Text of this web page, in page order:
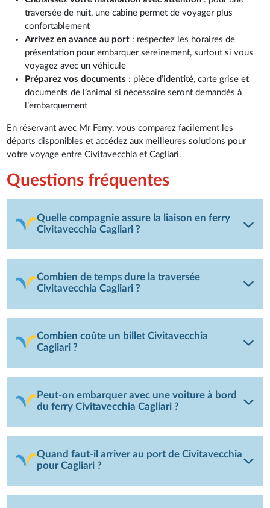
traversée de nuit, une cabine permet de voyager plus
confortablement
Arrivez en avance au port : respectez les horaires de
présentation pour embarquer sereinement, surtout si vous
voyagez avec un véhicule
Préparez vos documents : pièce d’identité, carte grise et
documents de l’animal si nécessaire seront demandés à
l’embarquement
En réservant avec Mr Ferry, vous comparez facilement les
départs disponibles et accédez aux meilleures solutions pour
votre voyage entre Civitavecchia et Cagliari.
Questions fréquentes
Quelle compagnie assure la liaison en ferry
Civitavecchia Cagliari ?
Combien de temps dure la traversée
Civitavecchia Cagliari ?
Combien coûte un billet Civitavecchia
Cagliari ?
Peut-on embarquer avec une voiture à bord
du ferry Civitavecchia Cagliari ?
Quand faut-il arriver au port de Civitavecchia
pour Cagliari ?